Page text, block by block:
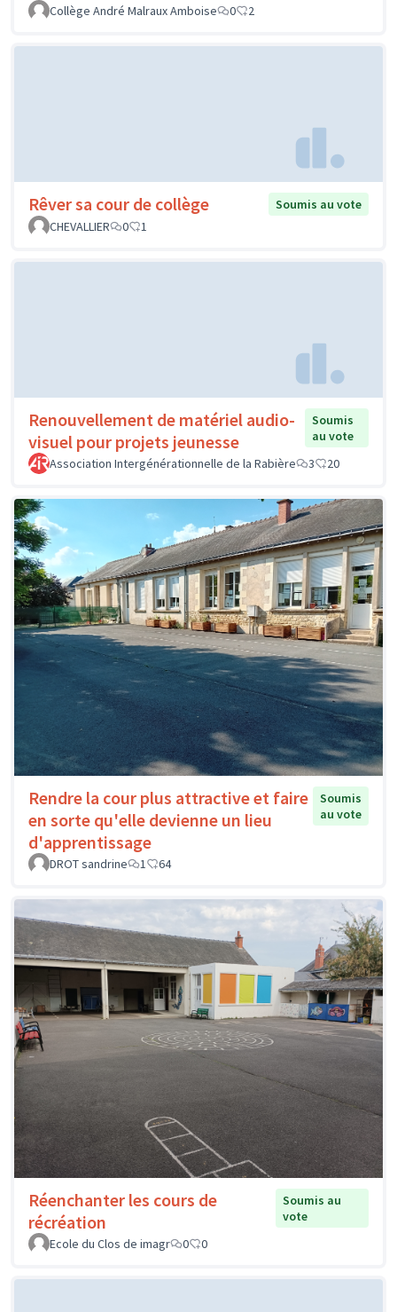
Collège André Malraux Amboise
0 2
Rêver sa cour de collège
Soumis au vote
CHEVALLIER
0 1
Renouvellement de matériel audio-
visuel pour projets jeunesse
Soumis
au vote
Association Intergénérationnelle de la Rabière
3 20
Rendre la cour plus attractive et faire
en sorte qu'elle devienne un lieu
d'apprentissage
Soumis
au vote
DROT sandrine 1 64
Réenchanter les cours de
récréation
Soumis au
vote
Ecole du Clos de imagr
0 0